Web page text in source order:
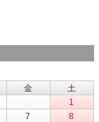
金
土
1
7
8